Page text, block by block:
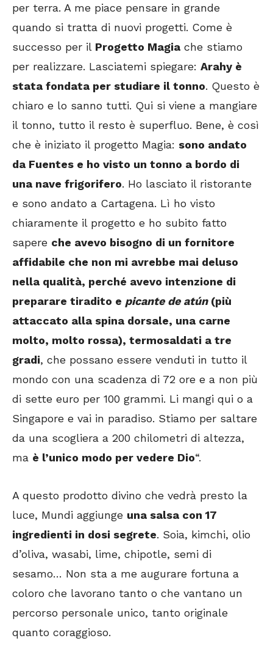
per terra. A me piace pensare in grande
quando si tratta di nuovi progetti. Come è
successo per il Progetto Magia che stiamo
per realizzare. Lasciatemi spiegare: Arahy è
stata fondata per studiare il tonno. Questo è
chiaro e lo sanno tutti. Qui si viene a mangiare
il tonno, tutto il resto è superfluo. Bene, è così
che è iniziato il progetto Magia: sono andato
da Fuentes e ho visto un tonno a bordo di
una nave frigorifero. Ho lasciato il ristorante
e sono andato a Cartagena. Lì ho visto
chiaramente il progetto e ho subito fatto
sapere che avevo bisogno di un fornitore
affidabile che non mi avrebbe mai deluso
nella qualità, perché avevo intenzione di
preparare tiradito e picante de atún(più
attaccato alla spina dorsale, una carne
molto, molto rossa), termosaldati a tre
gradi, che possano essere venduti in tutto il
mondo con una scadenza di 72 ore e a non più
di sette euro per 100 grammi. Li mangi qui o a
Singapore e vai in paradiso. Stiamo per saltare
da una scogliera a 200 chilometri di altezza,
ma è l’unico modo per vedere Dio“.
A questo prodotto divino che vedrà presto la
luce, Mundi aggiunge una salsa con 17
ingredienti in dosi segrete. Soia, kimchi, olio
d’oliva, wasabi, lime, chipotle, semi di
sesamo… Non sta a me augurare fortuna a
coloro che lavorano tanto o che vantano un
percorso personale unico, tanto originale
quanto coraggioso.